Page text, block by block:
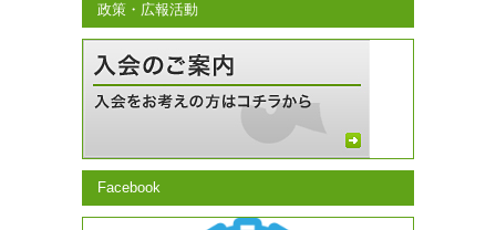
政策・広報活動
Facebook